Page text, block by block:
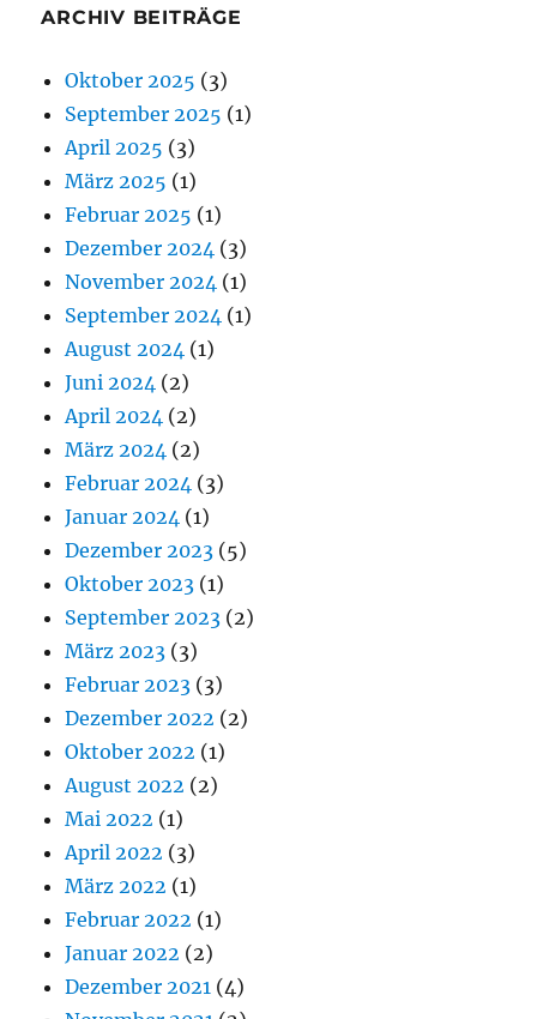
ARCHIV BEITRÄGE
Oktober 2025 (3)
September 2025 (1)
April 2025 (3)
März 2025 (1)
Februar 2025 (1)
Dezember 2024 (3)
November 2024 (1)
September 2024 (1)
August 2024 (1)
Juni 2024 (2)
April 2024 (2)
März 2024 (2)
Februar 2024 (3)
Januar 2024 (1)
Dezember 2023 (5)
Oktober 2023 (1)
September 2023 (2)
März 2023 (3)
Februar 2023 (3)
Dezember 2022 (2)
Oktober 2022 (1)
August 2022 (2)
Mai 2022 (1)
April 2022 (3)
März 2022 (1)
Februar 2022 (1)
Januar 2022 (2)
Dezember 2021 (4)